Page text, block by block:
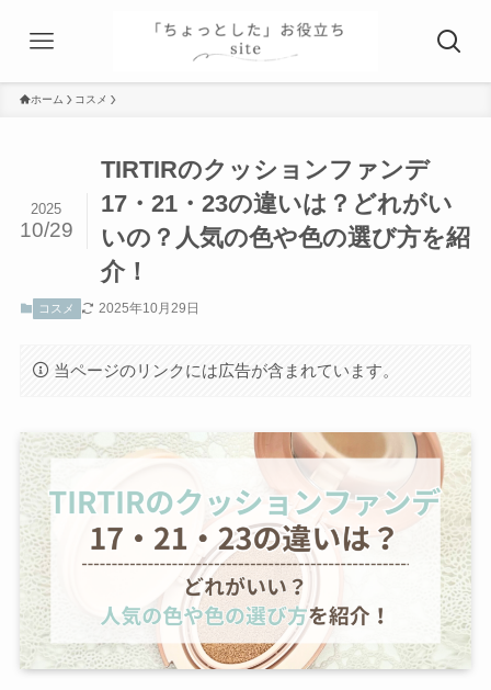
ホーム コスメ
TIRTIRのクッションファンデ
17・21・23の違いは？どれがい
いの？人気の色や色の選び方を紹
介！
2025
10/29
コスメ 2025年10月29日
当ページのリンクには広告が含まれています。